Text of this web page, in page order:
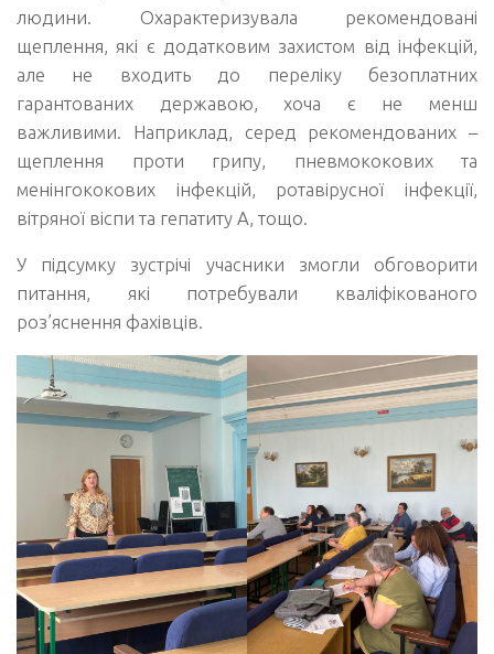
людини. Охарактеризувала рекомендовані
щеплення, які є додатковим захистом від інфекцій,
але не входить до переліку безоплатних
гарантованих державою, хоча є не менш
важливими. Наприклад, серед рекомендованих –
щеплення проти грипу, пневмококових та
менінгококових інфекцій, ротавірусної інфекції,
вітряної віспи та гепатиту А, тощо.
У підсумку зустрічі учасники змогли обговорити
питання, які потребували кваліфікованого
роз’яснення фахівців.